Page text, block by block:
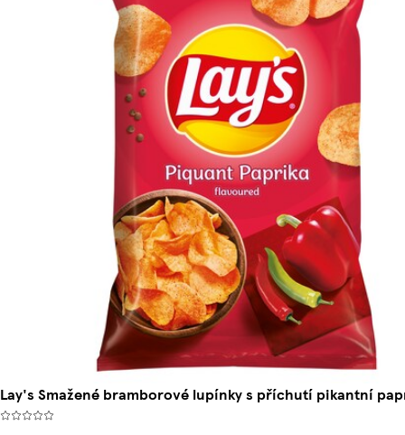
Lay's Smažené bramborové lupínky s příchutí pikantní